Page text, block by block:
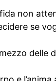
non
se
delle